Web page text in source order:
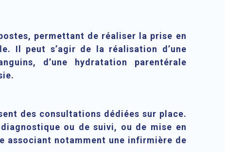
permettant de réaliser la prise en
Il peut s’agir de la réalisation d’une
d’une hydratation parentérale
des consultations dédiées sur place.
ou de suivi, ou de mise en
associant notamment une infirmière de